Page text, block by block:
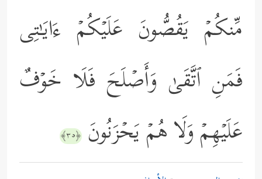
مِّنكُمۡ یَقُصُّونَ عَلَیۡكُمۡ ءَایَـٰتِی
فَمَنِ ٱتَّقَىٰ وَأَصۡلَحَ فَلَا خَوۡفٌ
عَلَیۡهِمۡ وَلَا هُمۡ یَحۡزَنُونَ ﴿٣٥﴾